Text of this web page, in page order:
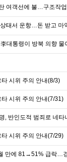
여객선에 불…구조작
태서 운항…돈 받고 마
대통령이 방북 의향 물
시위 주의 안내(8/3)
시위 주의 안내(7/31)
, 반인도적 범죄로 네타
시위 주의 안내(7/29)
만에 81→51% 급락…